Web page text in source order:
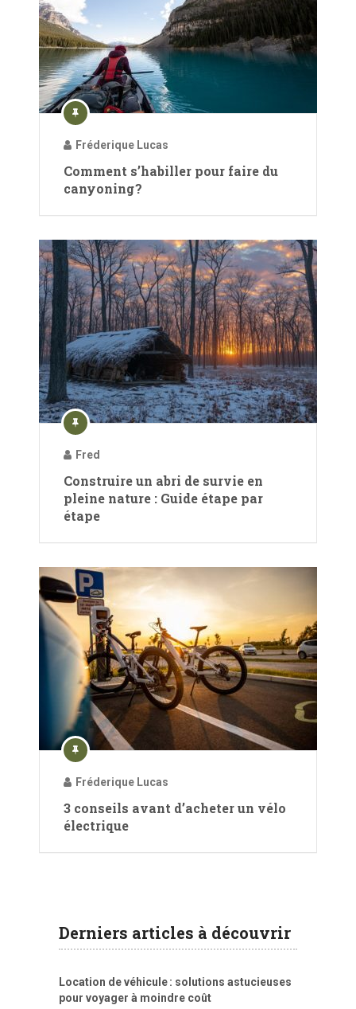
Fréderique Lucas
Comment s’habiller pour faire du
canyoning ?
Fred
Construire un abri de survie en
pleine nature : Guide étape par
étape
Fréderique Lucas
3 conseils avant d’acheter un vélo
électrique
Derniers articles à découvrir
Location de véhicule : solutions astucieuses
pour voyager à moindre coût